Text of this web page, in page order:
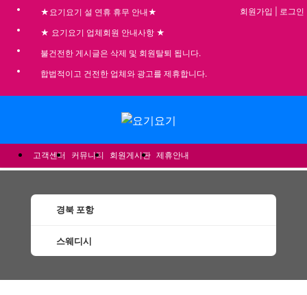
★요기요기 설 연휴 휴무 안내★
★ 요기요기 업체회원 안내사항 ★
불건전한 게시글은 삭제 및 회원탈퇴 됩니다.
합법적이고 건전한 업체와 광고를 제휴합니다.
회원가입 로그인
고객센터 커뮤니티 회원게시판 제휴안내
경북 포항
스웨디시